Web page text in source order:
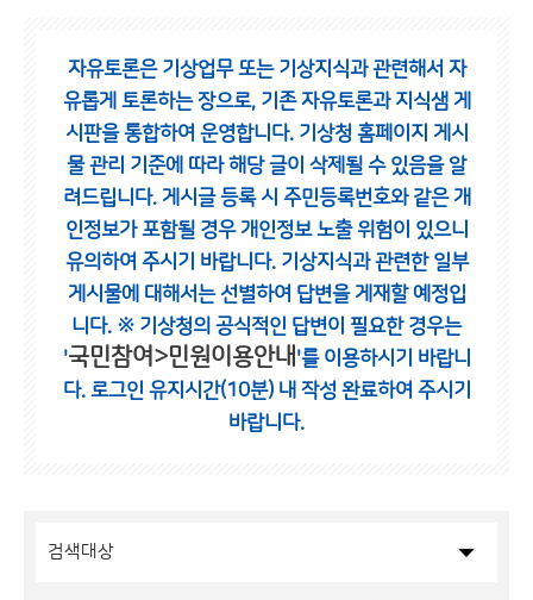
자유토론은 기상업무 또는 기상지식과 관련해서 자
유롭게 토론하는 장으로, 기존 자유토론과 지식샘 게
시판을 통합하여 운영합니다. 기상청 홈페이지 게시
물 관리 기준에 따라 해당 글이 삭제될 수 있음을 알
려드립니다. 게시글 등록 시 주민등록번호와 같은 개
인정보가 포함될 경우 개인정보 노출 위험이 있으니
유의하여 주시기 바랍니다. 기상지식과 관련한 일부
게시물에 대해서는 선별하여 답변을 게재할 예정입
니다. ※ 기상청의 공식적인 답변이 필요한 경우는
'국민참여>민원이용안내 '를 이용하시기 바랍니
다. 로그인 유지시간(10분) 내 작성 완료하여 주시기
바랍니다.